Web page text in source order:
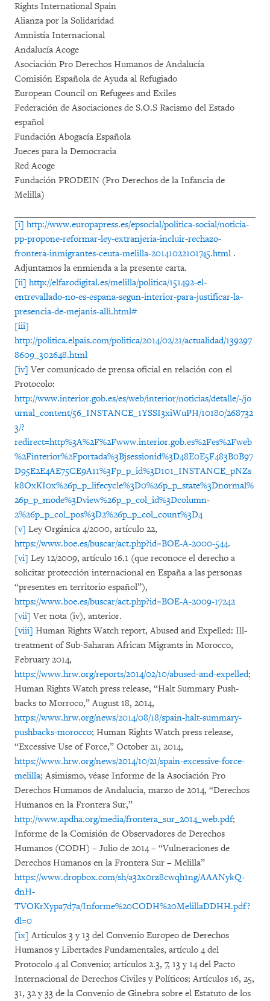
Rights International Spain
Alianza por la Solidaridad
Amnistía Internacional
Andalucía Acoge
Asociación Pro Derechos Humanos de Andalucía
Comisión Española de Ayuda al Refugiado
European Council on Refugees and Exiles
Federación de Asociaciones de S.O.S Racismo del Estado
español
Fundación Abogacía Española
Jueces para la Democracia
Red Acoge
Fundación PRODEIN (Pro Derechos de la Infancia de
Melilla)
[i] http://www.europapress.es/epsocial/politica-social/noticia-
pp-propone-reformar-ley-extranjeria-incluir-rechazo-
frontera-inmigrantes-ceuta-melilla-20141022101745.html .
Adjuntamos la enmienda a la presente carta.
[ii] http://elfarodigital.es/melilla/politica/151492-el-
entrevallado-no-es-espana-segun-interior-para-justificar-la-
presencia-de-mejanis-alli.html#
[iii]
http://politica.elpais.com/politica/2014/02/21/actualidad/139297
8609_302648.html
[iv] Ver comunicado de prensa oficial en relación con el
Protocolo:
http://www.interior.gob.es/es/web/interior/noticias/detalle/-/jo
urnal_content/56_INSTANCE_1YSSI3xiWuPH/10180/268732
3/?
redirect=http%3A%2F%2Fwww.interior.gob.es%2Fes%2Fweb
%2Finterior%2Fportada%3Bjsessionid%3D48E0E5F483B0B97
D95E2E4AE75CE9A11%3Fp_p_id%3D101_INSTANCE_pNZs
k8OxKI0x%26p_p_lifecycle%3D0%26p_p_state%3Dnormal%
26p_p_mode%3Dview%26p_p_col_id%3Dcolumn-
2%26p_p_col_pos%3D2%26p_p_col_count%3D4
[v] Ley Orgánica 4/2000, artículo 22,
https://www.boe.es/buscar/act.php?id=BOE-A-2000-544.
[vi] Ley 12/2009, artículo 16.1 (que reconoce el derecho a
solicitar protección internacional en España a las personas
“presentes en territorio español”),
https://www.boe.es/buscar/act.php?id=BOE-A-2009-17242
[vii] Ver nota (iv), anterior.
[viii] Human Rights Watch report, Abused and Expelled: Ill-
treatment of Sub-Saharan African Migrants in Morocco,
February 2014,
https://www.hrw.org/reports/2014/02/10/abused-and-expelled;
Human Rights Watch press release, “Halt Summary Push-
backs to Morroco,” August 18, 2014,
https://www.hrw.org/news/2014/08/18/spain-halt-summary-
pushbacks-morocco; Human Rights Watch press release,
“Excessive Use of Force,” October 21, 2014,
https://www.hrw.org/news/2014/10/21/spain-excessive-force-
melilla; Asimismo, véase Informe de la Asociación Pro
Derechos Humanos de Andalucia, marzo de 2014, “Derechos
Humanos en la Frontera Sur,”
http://www.apdha.org/media/frontera_sur_2014_web.pdf;
Informe de la Comisión de Observadores de Derechos
Humanos (CODH) – Julio de 2014 – “Vulneraciones de
Derechos Humanos en la Frontera Sur – Melilla”
https://www.dropbox.com/sh/a32x0rz8cwqh1ng/AAANykQ-
dnH-
TVOKrXypa7d7a/Informe%20CODH%20MelillaDDHH.pdf?
dl=0
[ix] Artículos 3 y 13 del Convenio Europeo de Derechos
Humanos y Libertades Fundamentales, artículo 4 del
Protocolo 4 al Convenio; artículos 2.3, 7, 13 y 14 del Pacto
Internacional de Derechos Civiles y Políticos; Artículos 16, 25,
31, 32 y 33 de la Convenio de Ginebra sobre el Estatuto de los